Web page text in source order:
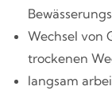
Wechsel von
trockenen
langsam